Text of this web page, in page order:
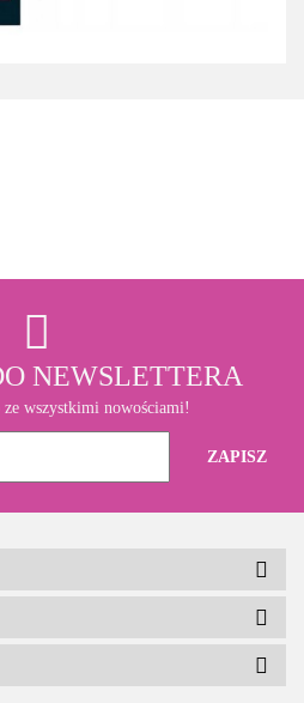
NEWSLETTERA
ze wszystkimi nowościami!